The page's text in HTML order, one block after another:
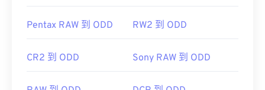
Pentax RAW 到 ODD RW2 到 ODD
CR2 到 ODD Sony RAW 到 ODD